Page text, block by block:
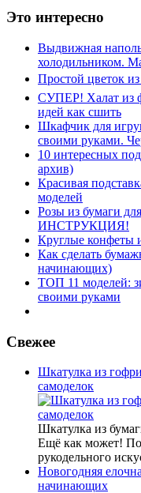
Это интересно
Выдвижная
холодильником.
Простой цветок
СУПЕР! Халат из
идей как сшить
Шкафчик для
своими руками.
10 интересных
архив)
Красивая
моделей
Розы из бумаги
ИНСТРУКЦИЯ!
Круглые конфеты
Как сделать
начинающих)
ТОП 11 моделей:
своими руками
Свежее
Шкатулка из
самоделок
Шкатулка из
Ещё как может!
рукодельного
Новогодняя
начинающих